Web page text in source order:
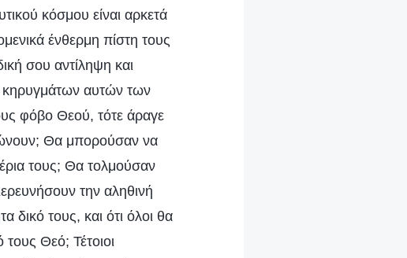
κόσμου είναι αρκετά
ένθερμη πίστη τους
σου αντίληψη και
κηρυγμάτων αυτών των
φόβο Θεού, τότε άραγε
Θα μπορούσαν να
τους; Θα τολμούσαν
την αληθινή
δικό τους, και ότι όλοι θα
τους Θεό; Τέτοιοι